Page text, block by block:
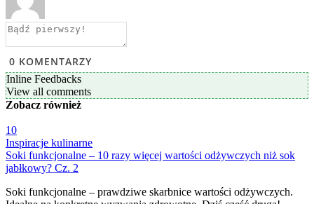
0 KOMENTARZY
Inline Feedbacks
View all comments
Zobacz również
10
Inspiracje kulinarne
Soki funkcjonalne – 10 razy więcej wartości odżywczych niż sok
jabłkowy? Cz. 2
Soki funkcjonalne – prawdziwe skarbnice wartości odżywczych.